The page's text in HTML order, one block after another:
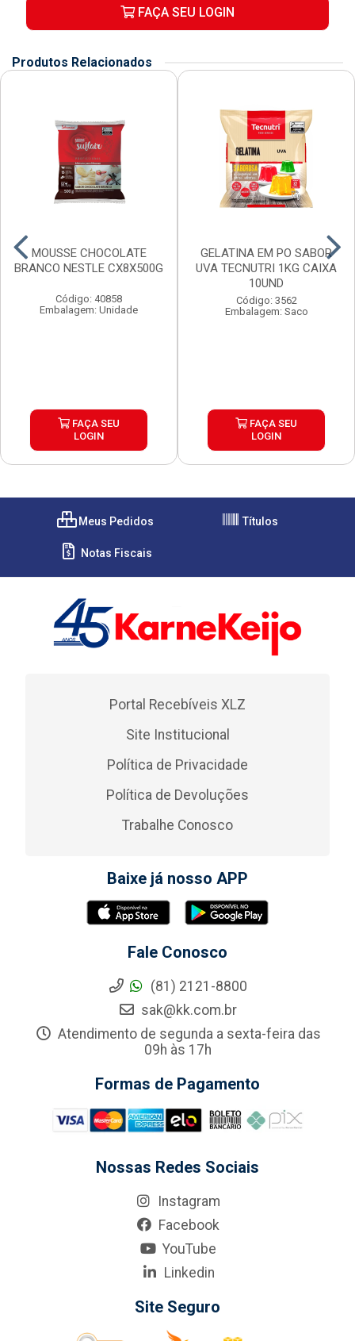
FAÇA SEU LOGIN
Produtos Relacionados
MOUSSE CHOCOLATE
BRANCO NESTLE CX8X500G
Código: 40858
Embalagem: Unidade
FAÇA SEU
LOGIN
GELATINA EM PO SABOR
UVA TECNUTRI 1KG CAIXA
10UND
Código: 3562
Embalagem: Saco
FAÇA SEU
LOGIN
Meus Pedidos Títulos
Notas Fiscais
Portal Recebíveis XLZ
Site Institucional
Política de Privacidade
Política de Devoluções
Trabalhe Conosco
Baixe já nosso APP
Fale Conosco
(81) 2121-8800
sak@kk.com.br
Atendimento de segunda a sexta-feira das
09h às 17h
Formas de Pagamento
Nossas Redes Sociais
Instagram
Facebook
YouTube
Linkedin
Site Seguro